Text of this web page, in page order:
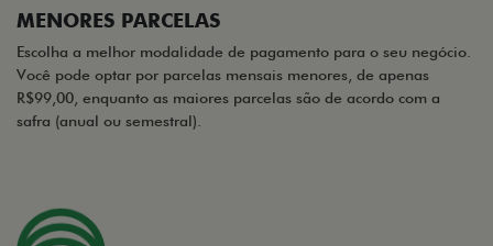
MENORES PARCELAS
Escolha a melhor modalidade de pagamento para o seu negócio.
Você pode optar por parcelas mensais menores, de apenas
R$99,00, enquanto as maiores parcelas são de acordo com a
safra (anual ou semestral).